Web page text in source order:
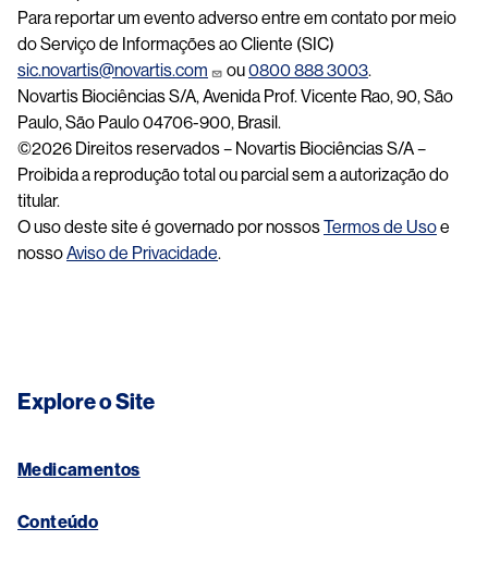
Para reportar um evento adverso entre em contato por meio
do Serviço de Informações ao Cliente (SIC)
sic.novartis@novartis.com
ou0800 888 3003.
Novartis Biociências S/A, Avenida Prof. Vicente Rao, 90, São
Paulo, São Paulo 04706-900, Brasil.
©2026 Direitos reservados – Novartis Biociências S/A –
Proibida a reprodução total ou parcial sem a autorização do
titular.
O uso deste site é governado por nossosTermos de Usoe
nossoAviso de Privacidade.
Explore o Site
Medicamentos
Conteúdo